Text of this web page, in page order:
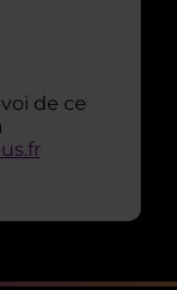
de ce